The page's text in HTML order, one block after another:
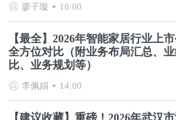
廖子璇 16:00
【最全】2026年智能家居行业上市
全方位对比（附业务布局汇总、
比、业务规划等）
李佩娟 14:00